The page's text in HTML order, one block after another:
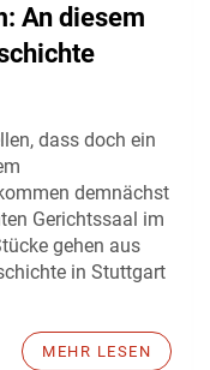
An diesem
dass doch ein
demnächst
Gerichtssaal im
gehen aus
in Stuttgart
MEHR LESEN